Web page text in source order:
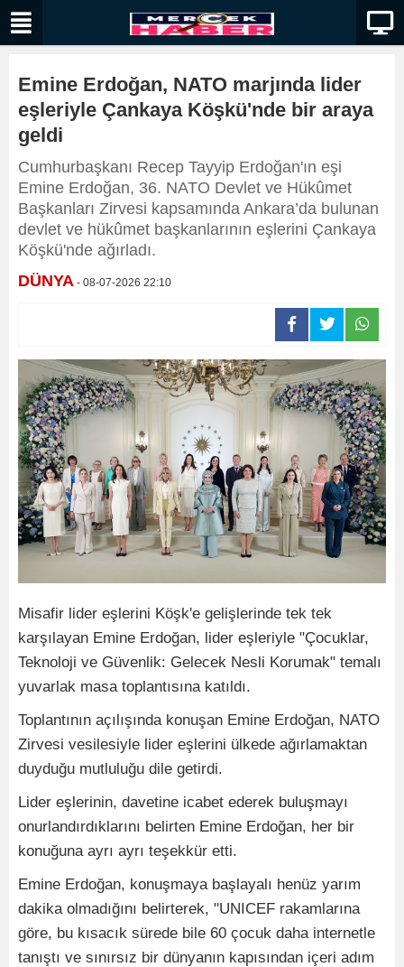
Emine Erdoğan, NATO marjında lider
eşleriyle Çankaya Köşkü'nde bir araya
geldi
Cumhurbaşkanı Recep Tayyip Erdoğan'ın eşi
Emine Erdoğan, 36.⁠ NATO Devlet ve Hükûmet
Başkanları Zirvesi kapsamında Ankara’da bulunan
devlet ve hükûmet başkanlarının eşlerini Çankaya
Köşkü'nde ağırladı.
DÜNYA - 08-07-2026 22:10
Misafir lider eşlerini Köşk'e gelişlerinde tek tek
karşılayan Emine Erdoğan, lider eşleriyle "Çocuklar,
Teknoloji ve Güvenlik: Gelecek Nesli Korumak" temalı
yuvarlak masa toplantısına katıldı.
Toplantının açılışında konuşan Emine Erdoğan, NATO
Zirvesi vesilesiyle lider eşlerini ülkede ağırlamaktan
duyduğu mutluluğu dile getirdi.
Lider eşlerinin, davetine icabet ederek buluşmayı
onurlandırdıklarını belirten Emine Erdoğan, her bir
konuğuna ayrı ayrı teşekkür etti.
Emine Erdoğan, konuşmaya başlayalı henüz yarım
dakika olmadığını belirterek, "UNICEF rakamlarına
göre, bu kısacık sürede bile 60 çocuk daha internetle
tanıştı ve sınırsız bir dünyanın kapısından içeri adım